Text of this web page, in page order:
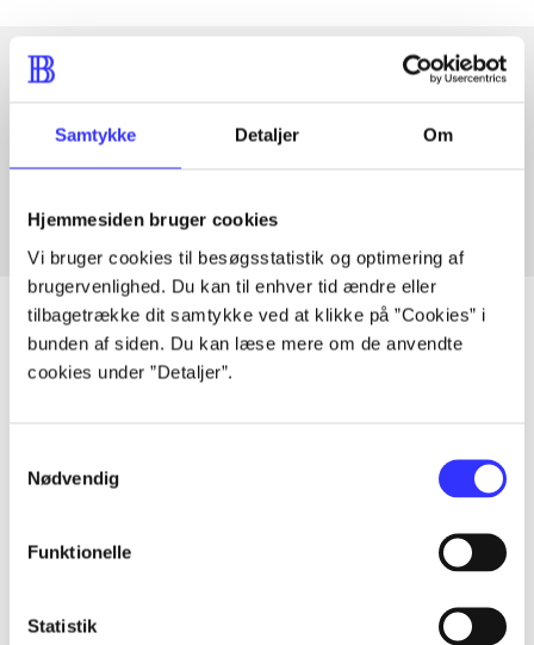
Samtykke Detaljer Om
Hjemmesiden bruger cookies
Vi bruger cookies til besøgsstatistik og optimering af
brugervenlighed. Du kan til enhver tid ændre eller
tilbagetrække dit samtykke ved at klikke på ”Cookies” i
bunden af siden. Du kan læse mere om de anvendte
cookies under ”Detaljer”.
Nødvendig
Funktionelle
Statistik
Artikler med samme emner